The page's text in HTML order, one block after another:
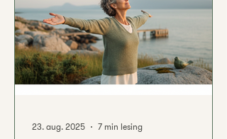
behandlingsformer (som samtaleterapi og
antidepressive legem
23. aug. 2025 7 min lesing